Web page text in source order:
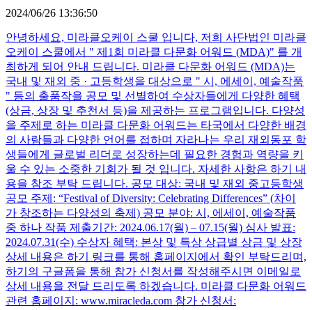
2024/06/26 13:36:50
안녕하세요, 미라클오케이 스쿨 입니다, 저희 사단법인 미라클
오케이 스쿨에서 " 제1회 미라클 다문화 어워드 (MDA)" 를 개
최하게 되어 안내 드립니다. 미라클 다문화 어워드 (MDA)는
국내 및 재외 중 · 고등학생을 대상으로 " 시, 에세이, 예술작품
" 등의 출품작을 공모 및 선별하여 수상자들에게 다양한 혜택
(상금, 상장 및 추천서 등)을 제공하는 프로그램입니다. 다양성
을 주제로 하는 미라클 다문화 어워드는 타국에서 다양한 배경
의 사람들과 다양한 언어를 접하며 자라나는 우리 재외동포 학
생들에게 글로벌 리더로 성장하는데 필요한 경험과 역량을 키
울 수 있는 소중한 기회가 될 것 입니다. 자세한 사항은 하기 내
용을 참조 부탁 드립니다. 공모 대상: 국내 및 재외 중고등학생
공모 주제: “Festival of Diversity: Celebrating Differences” (차이
가 창조하는 다양성의 축제) 공모 분야: 시, 에세이, 예술작품
중 하나 작품 제출기간: 2024.06.17(월) – 07.15(월) 심사 발표:
2024.07.31(수) 수상자 혜택: 본상 및 특상 상급별 상금 및 상장
상세 내용은 하기 링크를 통해 홈페이지에서 확인 부탁드리며,
하기의 구글폼을 통해 참가 신청서를 작성해주시면 이메일로
상세 내용을 전달 드리도록 하겠습니다. 미라클 다문화 어워드
관련 홈페이지: www.miracleda.com 참가 신청서: